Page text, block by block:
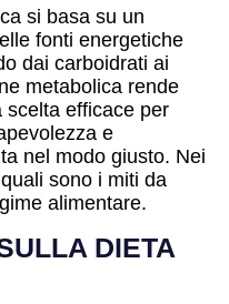
si basa su un
fonti energetiche
dai carboidrati ai
metabolica rende
scelta efficace per
e
nel modo giusto. Nei
sono i miti da
alimentare.
DIETA